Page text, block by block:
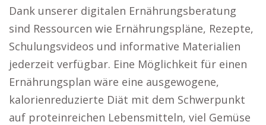
Dank unserer digitalen Ernährungsberatung
sind Ressourcen wie Ernährungspläne, Rezepte,
Schulungsvideos und informative Materialien
jederzeit verfügbar. Eine Möglichkeit für einen
Ernährungsplan wäre eine ausgewogene,
kalorienreduzierte Diät mit dem Schwerpunkt
auf proteinreichen Lebensmitteln, viel Gemüse